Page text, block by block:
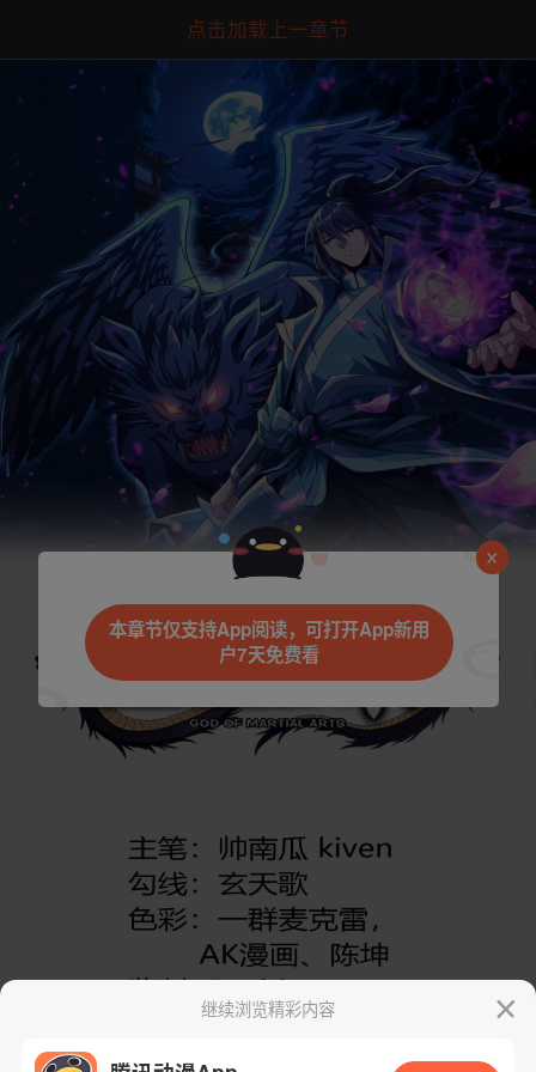
点击加载上一章节
继续浏览精彩内容
本章节仅支持App阅读，可打开App新用
户7天免费看
是否前往腾漫App继续阅读
立即前往